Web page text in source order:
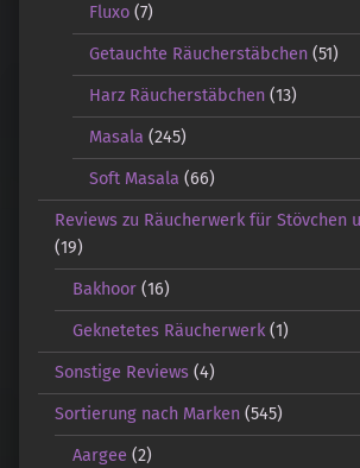
Fluxo (7)
Getauchte Räucherstäbchen (51)
Harz Räucherstäbchen (13)
Masala (245)
Soft Masala (66)
Reviews zu Räucherwerk für Stövchen
(19)
Bakhoor(16)
Geknetetes Räucherwerk(1)
Sonstige Reviews (4)
Sortierung nach Marken (545)
Aargee (2)